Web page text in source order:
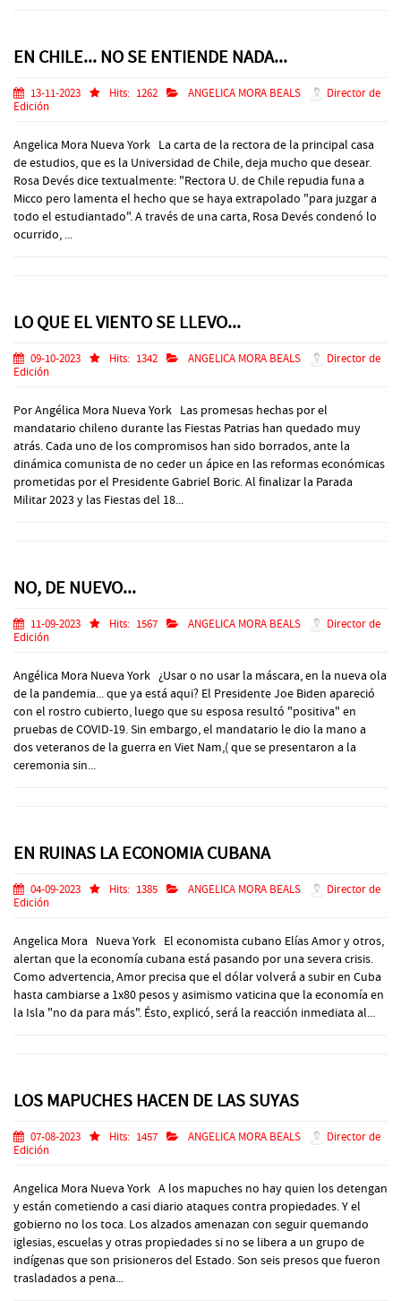
EN CHILE... NO SE ENTIENDE NADA...
13-11-2023 Hits: 1262 ANGELICA MORA BEALS
Director de
Edición
Angelica Mora Nueva York La carta de la rectora de la principal casa
de estudios, que es la Universidad de Chile, deja mucho que desear.
Rosa Devés dice textualmente: "Rectora U. de Chile repudia funa a
Micco pero lamenta el hecho que se haya extrapolado "para juzgar a
todo el estudiantado". A través de una carta, Rosa Devés condenó lo
ocurrido, ...
LO QUE EL VIENTO SE LLEVO...
09-10-2023 Hits: 1342 ANGELICA MORA BEALS
Director de
Edición
Por Angélica Mora Nueva York Las promesas hechas por el
mandatario chileno durante las Fiestas Patrias han quedado muy
atrás. Cada uno de los compromisos han sido borrados, ante la
dinámica comunista de no ceder un ápice en las reformas económicas
prometidas por el Presidente Gabriel Boric. Al finalizar la Parada
Militar 2023 y las Fiestas del 18...
NO, DE NUEVO...
11-09-2023 Hits: 1567 ANGELICA MORA BEALS
Director de
Edición
Angélica Mora Nueva York ¿Usar o no usar la máscara, en la nueva ola
de la pandemia... que ya está aqui? El Presidente Joe Biden apareció
con el rostro cubierto, luego que su esposa resultó "positiva" en
pruebas de COVID-19. Sin embargo, el mandatario le dio la mano a
dos veteranos de la guerra en Viet Nam,( que se presentaron a la
ceremonia sin...
EN RUINAS LA ECONOMIA CUBANA
04-09-2023 Hits: 1385 ANGELICA MORA BEALS
Director de
Edición
Angelica Mora Nueva York El economista cubano Elías Amor y otros,
alertan que la economía cubana está pasando por una severa crisis.
Como advertencia, Amor precisa que el dólar volverá a subir en Cuba
hasta cambiarse a 1x80 pesos y asimismo vaticina que la economía en
la Isla "no da para más". Ésto, explicó, será la reacción inmediata al...
LOS MAPUCHES HACEN DE LAS SUYAS
07-08-2023 Hits: 1457 ANGELICA MORA BEALS
Director de
Edición
Angelica Mora Nueva York A los mapuches no hay quien los detengan
y están cometiendo a casi diario ataques contra propiedades. Y el
gobierno no los toca. Los alzados amenazan con seguir quemando
iglesias, escuelas y otras propiedades si no se libera a un grupo de
indígenas que son prisioneros del Estado. Son seis presos que fueron
trasladados a pena...